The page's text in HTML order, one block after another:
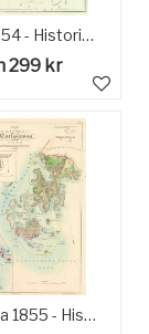
Kalmar 1854 - Historisk Karta
299 kr
Karlskrona 1855 - Historisk Karta